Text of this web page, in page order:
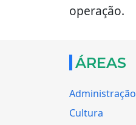
operação.
ÁREAS
Administração
Cultura